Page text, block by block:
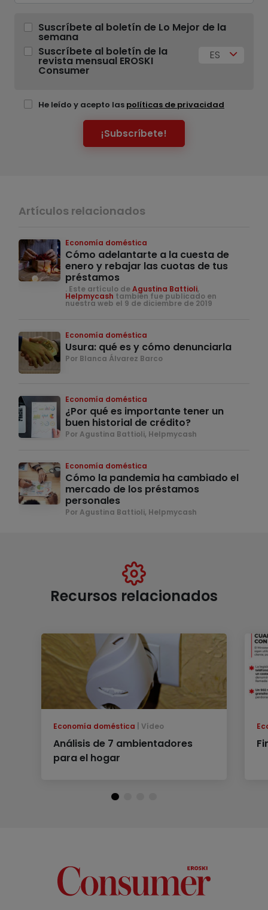
Suscríbete al boletín de Lo Mejor de la
semana
Suscríbete al boletín de la
revista mensual EROSKI
Consumer
ES
He leído y acepto las políticas de privacidad
¡Subscríbete!
Artículos relacionados
Economía doméstica
Cómo adelantarte a la cuesta de
enero y rebajar las cuotas de tus
préstamos
. Este artículo deAgustina Battioli,
Helpmycash también fue publicado en
nuestra web el 9 de diciembre de 2019
Economía doméstica
Usura: qué es y cómo denunciarla
Por Blanca Álvarez Barco
Economía doméstica
¿Por qué es importante tener un
buen historial de crédito?
Por Agustina Battioli, Helpmycash
Economía doméstica
Cómo la pandemia ha cambiado el
mercado de los préstamos
personales
Por Agustina Battioli, Helpmycash
Recursos relacionados
Economía doméstica Vídeo
Análisis de 7 ambientadores
para el hogar